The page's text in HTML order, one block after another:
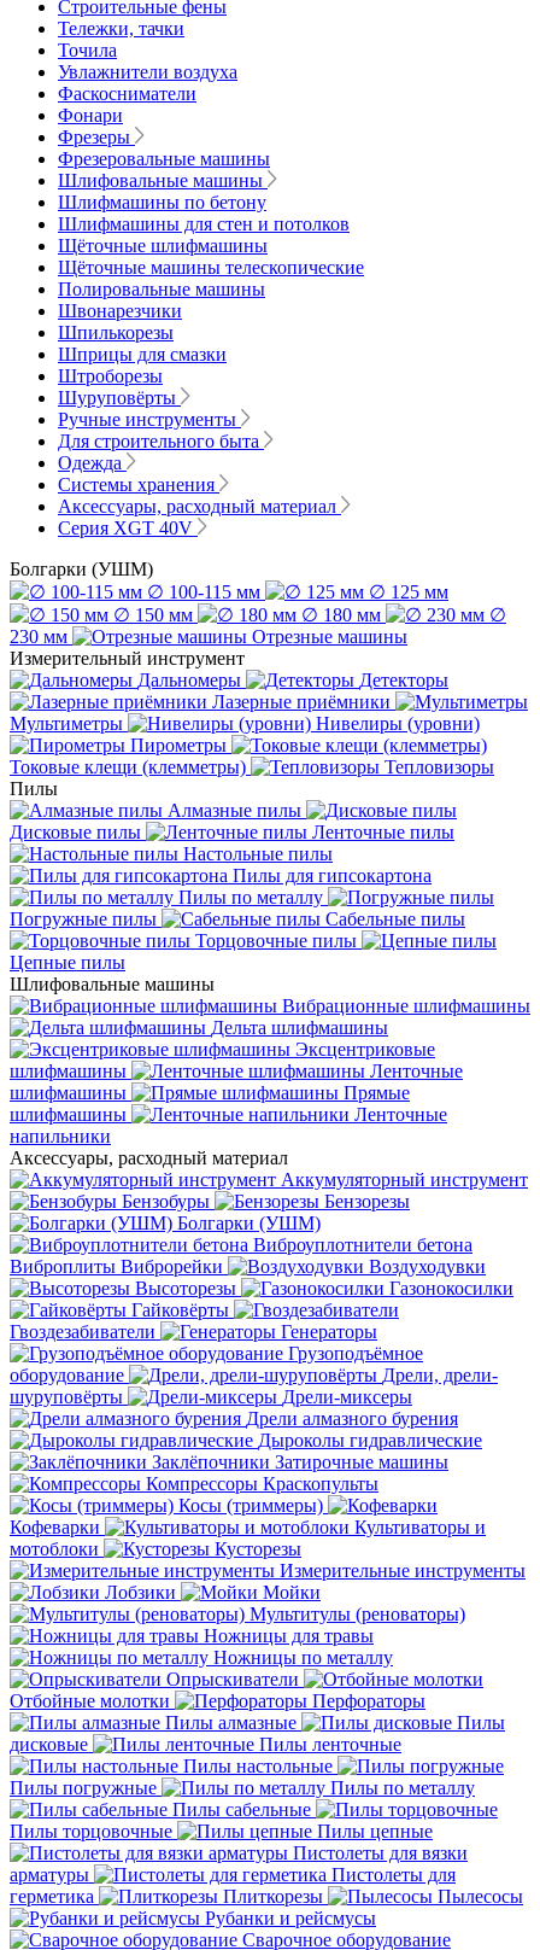
Строительные фены
Тележки, тачки
Точила
Увлажнители воздуха
Фаскосниматели
Фонари
Фрезеры
Фрезеровальные машины
Шлифовальные машины
Шлифмашины по бетону
Шлифмашины для стен и потолков
Щёточные шлифмашины
Щёточные машины телескопические
Полировальные машины
Швонарезчики
Шпилькорезы
Шприцы для смазки
Штроборезы
Шуруповёрты
Ручные инструменты
Для строительного быта
Одежда
Системы хранения
Аксессуары, расходный материал
Серия XGT 40V
Болгарки (УШМ)
∅ 100-115 мм
∅ 125 мм
∅ 150 мм
∅ 180 мм
∅
230 мм
Отрезные машины
Измерительный инструмент
Дальномеры
Детекторы
Лазерные приёмники
Мультиметры
Нивелиры (уровни)
Пирометры
Токовые клещи (клемметры)
Тепловизоры
Пилы
Алмазные пилы
Дисковые пилы
Ленточные пилы
Настольные пилы
Пилы для гипсокартона
Пилы по металлу
Погружные пилы
Сабельные пилы
Торцовочные пилы
Цепные пилы
Шлифовальные машины
Вибрационные шлифмашины
Дельта шлифмашины
Эксцентриковые
шлифмашины
Ленточные
шлифмашины
Прямые
шлифмашины
Ленточные
напильники
Аксессуары, расходный материал
Аккумуляторный инструмент
Бензобуры
Бензорезы
Болгарки (УШМ)
Виброуплотнители бетона
Виброплиты Виброрейки
Воздуходувки
Высоторезы
Газонокосилки
Гайковёрты
Гвоздезабиватели
Генераторы
Грузоподъёмное
оборудование
Дрели, дрели-
шуруповёрты
Дрели-миксеры
Дрели алмазного бурения
Дыроколы гидравлические
Заклёпочники Затирочные машины
Компрессоры Краскопульты
Косы (триммеры)
Кофеварки
Культиваторы и
мотоблоки
Кусторезы
Измерительные инструменты
Лобзики
Мойки
Мультитулы (реноваторы)
Ножницы для травы
Ножницы по металлу
Опрыскиватели
Отбойные молотки
Перфораторы
Пилы алмазные
Пилы
дисковые
Пилы ленточные
Пилы настольные
Пилы погружные
Пилы по металлу
Пилы сабельные
Пилы торцовочные
Пилы цепные
Пистолеты для вязки
арматуры
Пистолеты для
герметика
Плиткорезы
Пылесосы
Рубанки и рейсмусы
Сварочное оборудование